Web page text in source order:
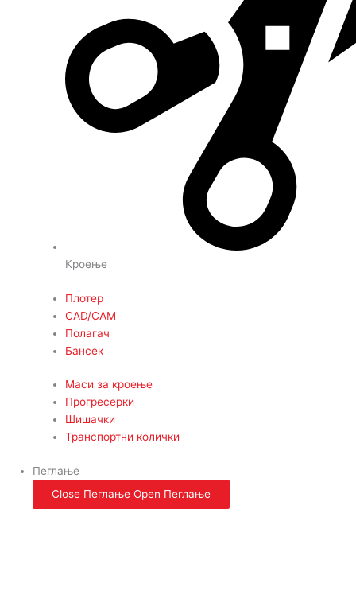
Кроење
Плотер
CAD/CAM
Полагач
Бансек
Маси за кроење
Прогресерки
Шишачки
Транспортни колички
Пеглање
Close Пеглање Open Пеглање